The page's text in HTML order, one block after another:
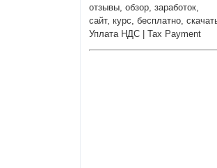
отзывы, обзор, заработок,
сайт, курс, бесплатно,
Уплата НДС | Tax Payment